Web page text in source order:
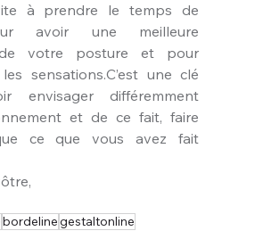
à prendre le temps de
avoir une meilleure
de votre posture et pour
sensations.C’est une clé
envisager différemment
et de ce fait, faire
ce que vous avez fait
bordelinegestaltonline